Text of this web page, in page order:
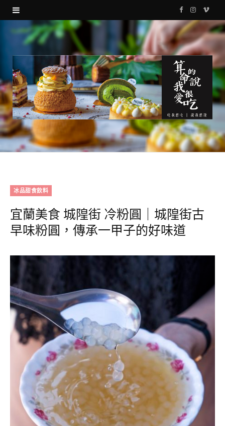
F
a
c
e
b
o
k
I
s
g
r
a
V
i
冰品甜食飲料
宜蘭美食 城隍街 冷粉圓｜城隍街古
早味粉圓，傳承一甲子的好味道